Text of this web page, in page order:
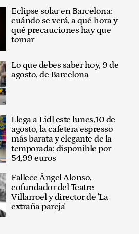
Eclipse solar en Barcelona:
cuándo se verá, a qué hora y
qué precauciones hay que
tomar
Lo que debes saber hoy, 9 de
agosto, de Barcelona
Llega a Lidl este lunes,10 de
agosto, la cafetera espresso
más barata y elegante de la
temporada: disponible por
54,99 euros
Fallece Ángel Alonso,
cofundador del Teatre
Villarroel y director de 'La
extraña pareja'